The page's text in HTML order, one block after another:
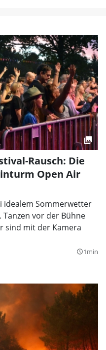
Rausch: Die
Open Air
idealem Sommerwetter
Tanzen vor der Bühne
sind mit der Kamera
query_builder1min